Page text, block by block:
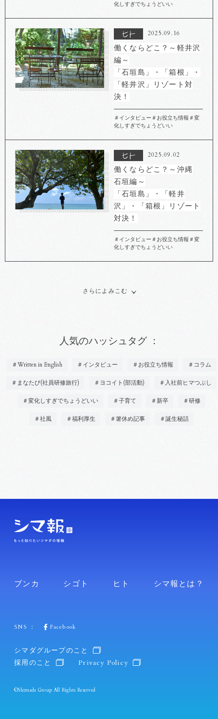
化しすぎでちょうどいい
2025.09.16
働くならどこ？～軽井沢
編～
「石垣島」・「箱根」・
「軽井沢」リゾート対
決！
＃インタビュー ＃お役立ち情報 ＃変
化しすぎでちょうどいい
2025.09.02
働くならどこ？～沖縄
石垣編～
「石垣島」・「軽井
沢」・「箱根」リゾート
対決！
＃インタビュー ＃お役立ち情報 ＃変
化しすぎでちょうどいい
さらによみこむ
人気のハッシュタグ ：
＃Written in English ＃インタビュー ＃お役立ち情報 ＃コラム
＃まなたび(社員研修旅行) ＃ヨコイト(部活動) ＃入社前ヒマつぶし
＃変化しすぎでちょうどいい ＃子育て ＃新卒 ＃研修
＃社風 ＃福利厚生 ＃箸休め記事 ＃誕生秘話
ブンカ シゴト ヒト シマ報とは？
SNS ： Facebook
シマダグループのこと
採用のこと
Privacy Policy
©Shimada Group All Rights Reserved